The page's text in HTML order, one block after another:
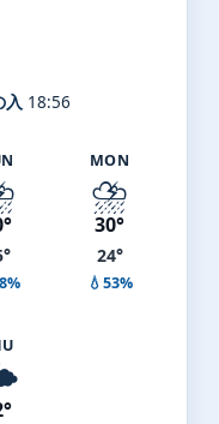
入 18:56
MON
⛈️
30°
24°
💧53%